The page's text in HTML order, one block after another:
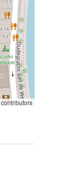
contributors